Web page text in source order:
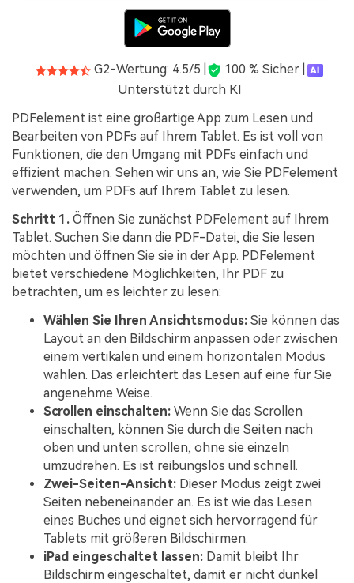
G2-Wertung: 4.5/5 |
100 % Sicher |
Unterstützt durch KI
PDFelement ist eine großartige App zum Lesen und
Bearbeiten von PDFs auf Ihrem Tablet. Es ist voll von
Funktionen, die den Umgang mit PDFs einfach und
effizient machen. Sehen wir uns an, wie Sie PDFelement
verwenden, um PDFs auf Ihrem Tablet zu lesen.
Schritt 1. Öffnen Sie zunächst PDFelement auf Ihrem
Tablet. Suchen Sie dann die PDF-Datei, die Sie lesen
möchten und öffnen Sie sie in der App. PDFelement
bietet verschiedene Möglichkeiten, Ihr PDF zu
betrachten, um es leichter zu lesen:
Wählen Sie Ihren Ansichtsmodus: Sie können das
Layout an den Bildschirm anpassen oder zwischen
einem vertikalen und einem horizontalen Modus
wählen. Das erleichtert das Lesen auf eine für Sie
angenehme Weise.
Scrollen einschalten: Wenn Sie das Scrollen
einschalten, können Sie durch die Seiten nach
oben und unten scrollen, ohne sie einzeln
umzudrehen. Es ist reibungslos und schnell.
Zwei-Seiten-Ansicht: Dieser Modus zeigt zwei
Seiten nebeneinander an. Es ist wie das Lesen
eines Buches und eignet sich hervorragend für
Tablets mit größeren Bildschirmen.
iPad eingeschaltet lassen: Damit bleibt Ihr
Bildschirm eingeschaltet, damit er nicht dunkel